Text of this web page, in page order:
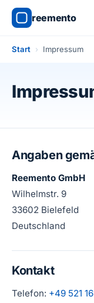
reemento
Start › Impressum
Angaben
Reemento GmbH
Wilhelmstr. 9
33602 Bielefeld
Deutschland
Kontakt
Telefon: +49 521